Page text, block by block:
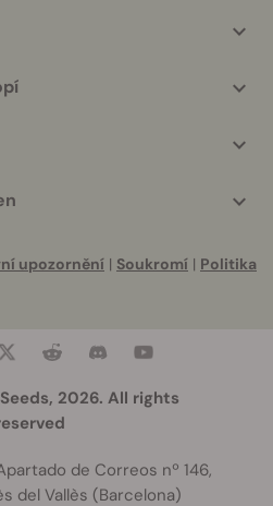
upozornění | Soukromí | Politika
2026. All rights
de Correos nº 146,
del Vallès (Barcelona)